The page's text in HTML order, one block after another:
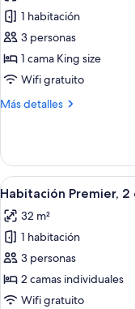
fotos
de
Habitación
Premier,
cama
vista
a
la
piscina
1 habitación
3 personas
1 cama King size
Wifi gratuito
Más detalles
Más
Premier,
cama
size,
vista
la
piscina
Ver
todas
las
fotos
de
Habitación
Premier,
8
Habitación Premier, 2
32 m²
1 habitación
3 personas
2 camas individuales
Wifi gratuito